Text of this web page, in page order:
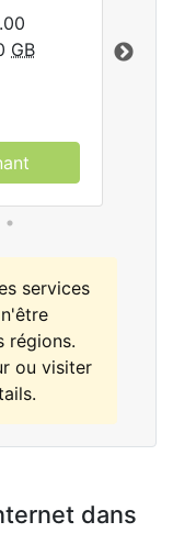
GB
services
régions.
ou visiter
dans